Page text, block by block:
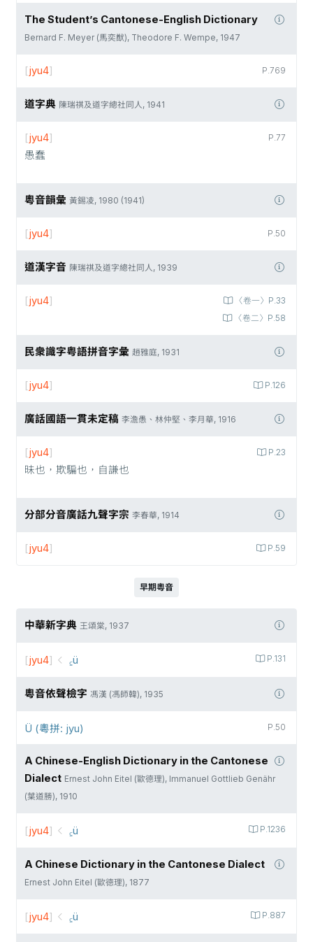
The Student’s Cantonese-English Dictionary
Bernard F. Meyer (馬奕猷), Theodore F. Wempe, 1947
P.769
[jyu4]
道字典 陳瑞祺及道字總社同人, 1941
P.77
[jyu4]
愚蠢
粵音韻彙 黃錫凌, 1980 (1941)
P.50
[jyu4]
道漢字音 陳瑞祺及道字總社同人, 1939
〈卷一〉P.33
〈卷二〉P.58
[jyu4]
民衆識字粤語拼音字彙 趙雅庭, 1931
P.126
[jyu4]
廣話國語一貫未定稿 李澹愚、林仲堅、李月華, 1916
P.23
[jyu4]
昧也，欺騙也，自謙也
分部分音廣話九聲字宗 李春華, 1914
P.59
[jyu4]
早期粵音
中華新字典 王頌棠, 1937
P.131
[jyu4] ꜁ü
粵音依聲檢字 馮漢 (馮師韓), 1935
P.50
Ü (粵拼: jyu)
A Chinese-English Dictionary in the Cantonese
Dialect Ernest John Eitel (歐德理), Immanuel Gottlieb Genähr
(葉道勝), 1910
P.1236
[jyu4] ꜁ü
A Chinese Dictionary in the Cantonese Dialect
Ernest John Eitel (歐德理), 1877
P.887
[jyu4] ꜁ü